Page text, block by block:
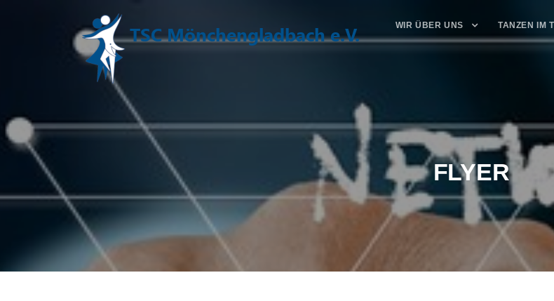
WIR ÜBER UNS TANZEN IM
FLYER